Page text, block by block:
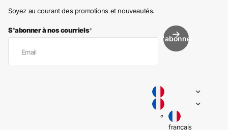
Soyez au courant des promotions et nouveautés.
S'abonner à nos courriels*
S'abonner
français